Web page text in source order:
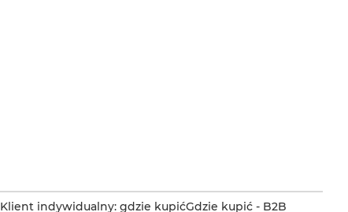
Klient indywidualny: gdzie kupićGdzie kupić - B2B